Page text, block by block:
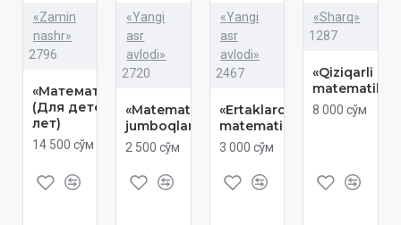
«Zamin
nashr»
2796
«Математика»
(Для детей 6
лет)
14 500 сўм
«Yangi
asr
avlodi»
2720
«Matematik
jumboqlar»
2 500 сўм
«Yangi
asr
avlodi»
2467
«Ertaklarda
matematika»
3 000 сўм
«Sharq»
1287
«Qiziqarli
matematika»
8 000 сўм